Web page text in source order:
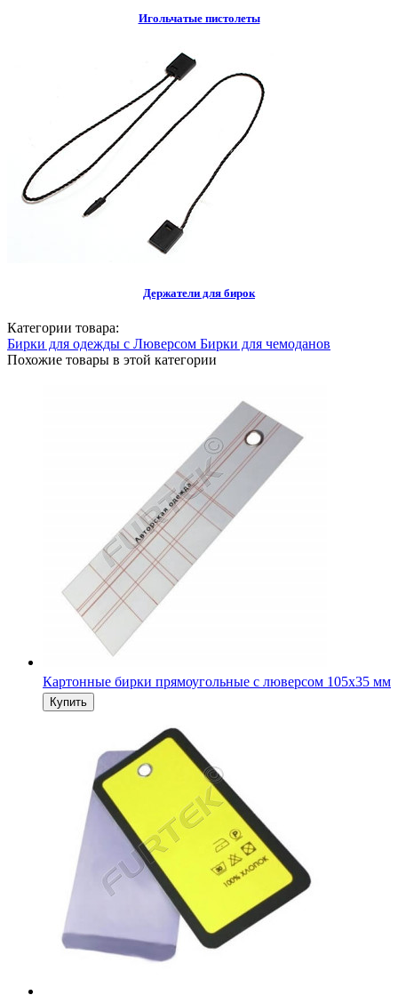
Игольчатые пистолеты
Держатели для бирок
Категории товара:
Бирки для одежды с Люверсом Бирки для чемоданов
Похожие товары в этой категории
Картонные бирки двойные прямоугольные со
углами с люверсом 50х100 мм